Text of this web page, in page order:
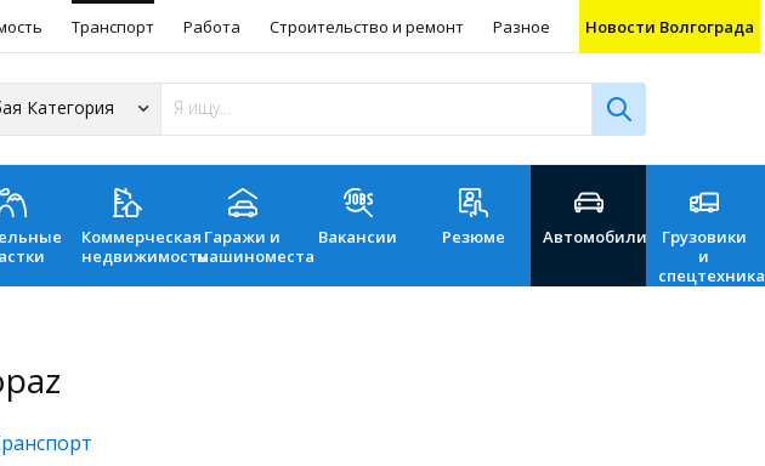
Транспорт Работа Строительство и ремонт Разное Новости Волгограда
Коммерческая
недвижимость
Гаражи и
машиноместа
Вакансии Резюме Автомобили
Грузовики
и
спецтехника